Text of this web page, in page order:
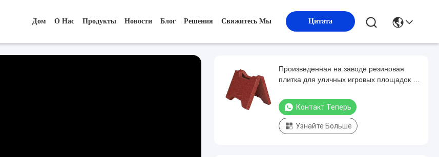
Дом О Нас Продукты Новости Блог Решения Свяжитесь Мы Цитата
Произведенная на заводе резиновая
плитка для уличных игровых площадок в
резиновый коврик для фитнеса для
упражнений и отдыха
Контакт Теперь
Узнайте Больше